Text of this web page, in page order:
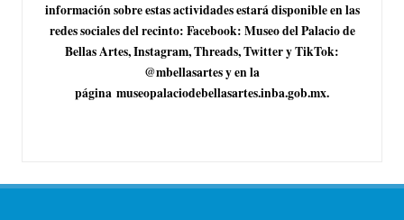
información sobre estas actividades estará disponible en las
redes sociales del recinto: Facebook: Museo del Palacio de
Bellas Artes, Instagram, Threads, Twitter y TikTok:
@mbellasartes y en la
página museopalaciodebellasartes.inba.gob.mx.